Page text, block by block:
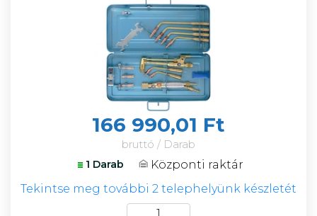
166 990,01 Ft
bruttó / Darab
1 Darab
Központi raktár
Tekintse meg további 2 telephelyünk készletét